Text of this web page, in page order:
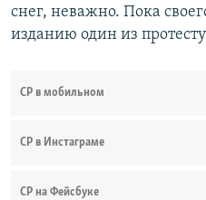
снег, неважно. Пока
изданию один из
СР в мобильном
СР в Инстаграме
СР на Фейсбуке